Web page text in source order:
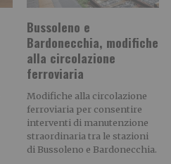
Bussoleno e
Bardonecchia, modifiche
alla circolazione
ferroviaria
Modifiche alla circolazione
ferroviaria per consentire
interventi di manutenzione
straordinaria tra le stazioni
di Bussoleno e Bardonecchia.